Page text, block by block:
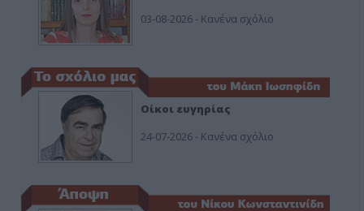
03-08-2026 - Κανένα σχόλιο
Οίκοι ευγηρίας
24-07-2026 - Κανένα σχόλιο